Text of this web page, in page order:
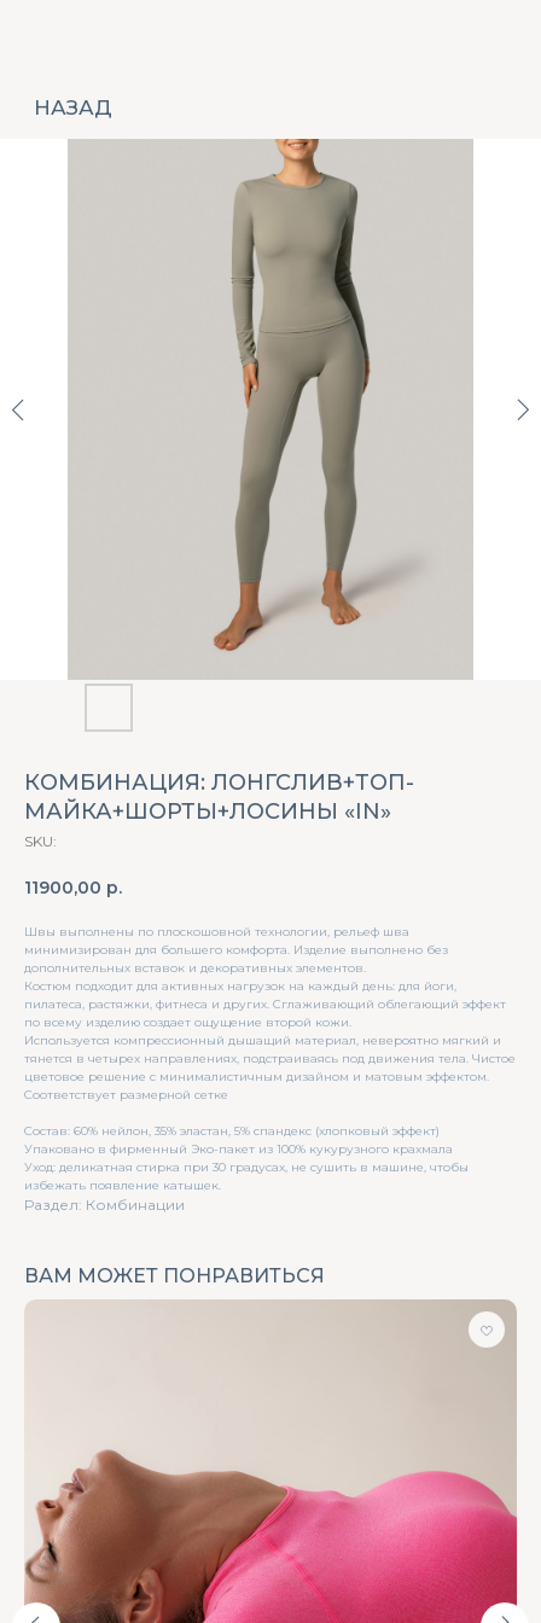
КОМБИНАЦИЯ: ЛОНГСЛИВ+ТОП-
МАЙКА+ШОРТЫ+ЛОСИНЫ «IN»
SKU:
11900,00 р.
Швы выполнены по плоскошовной технологии, рельеф шва
минимизирован для большего комфорта. Изделие выполнено без
дополнительных вставок и декоративных элементов.
Костюм подходит для активных нагрузок на каждый день: для йоги,
пилатеса, растяжки, фитнеса и других. Сглаживающий облегающий эффект
по всему изделию создает ощущение второй кожи.
Используется компрессионный дышащий материал, невероятно мягкий и
тянется в четырех направлениях, подстраиваясь под движения тела. Чистое
цветовое решение с минималистичным дизайном и матовым эффектом.
Соответствует размерной сетке
Состав: 60% нейлон, 35% эластан, 5% спандекс (хлопковый эффект)
Упаковано в фирменный Эко-пакет из 100% кукурузного крахмала
Уход: деликатная стирка при 30 градусах, не сушить в машине, чтобы
избежать появление катышек.
Раздел: Комбинации
ВАМ МОЖЕТ ПОНРАВИТЬСЯ